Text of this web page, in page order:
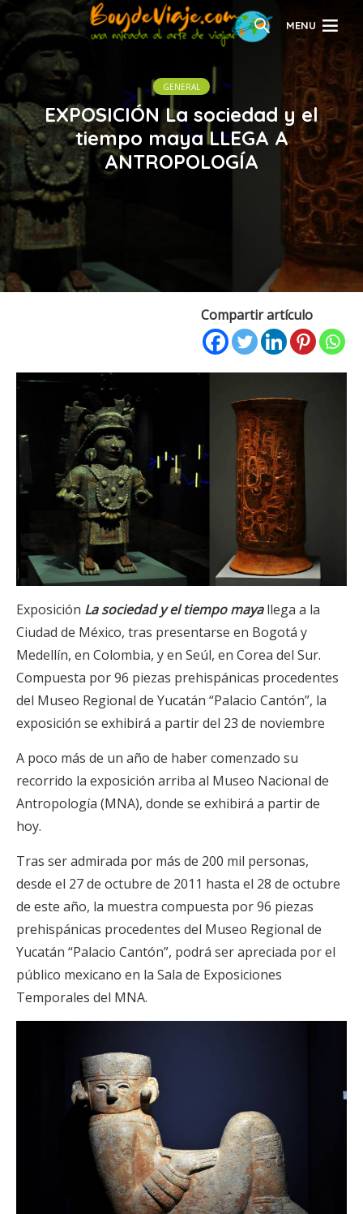
MENU
GENERAL
EXPOSICIÓN La sociedad y el
tiempo maya LLEGA A
ANTROPOLOGÍA
Compartir artículo
Exposición La sociedad y el tiempo mayallega a la
Ciudad de México, tras presentarse en Bogotá y
Medellín, en Colombia, y en Seúl, en Corea del Sur.
Compuesta por 96 piezas prehispánicas procedentes
del Museo Regional de Yucatán “Palacio Cantón”, la
exposición se exhibirá a partir del 23 de noviembre
A poco más de un año de haber comenzado su
recorrido la exposición arriba al Museo Nacional de
Antropología (MNA), donde se exhibirá a partir de
hoy.
Tras ser admirada por más de 200 mil personas,
desde el 27 de octubre de 2011 hasta el 28 de octubre
de este año, la muestra compuesta por 96 piezas
prehispánicas procedentes del Museo Regional de
Yucatán “Palacio Cantón”, podrá ser apreciada por el
público mexicano en la Sala de Exposiciones
Temporales del MNA.